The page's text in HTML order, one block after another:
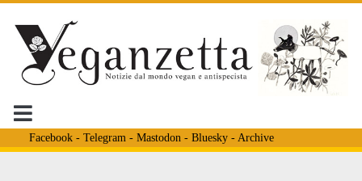
Facebook- Telegram - Mastodon - Bluesky- Archive